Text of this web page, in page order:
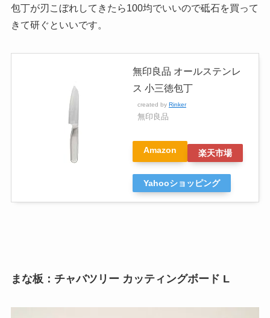
包丁が刃こぼれしてきたら100均でいいので砥石を買って
きて研ぐといいです。
無印良品 オールステンレ
ス 小三徳包丁
created by Rinker
無印良品
Amazon 楽天市場
Yahooショッピング
まな板：チャバツリー カッティングボード L